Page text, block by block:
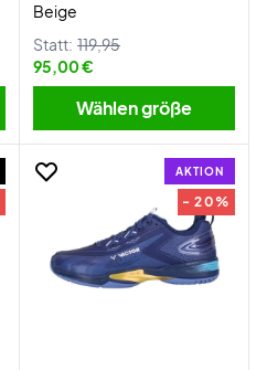
Beige
Statt: 119,95
95,00 €
Wählen größe
AKTION
- 20%